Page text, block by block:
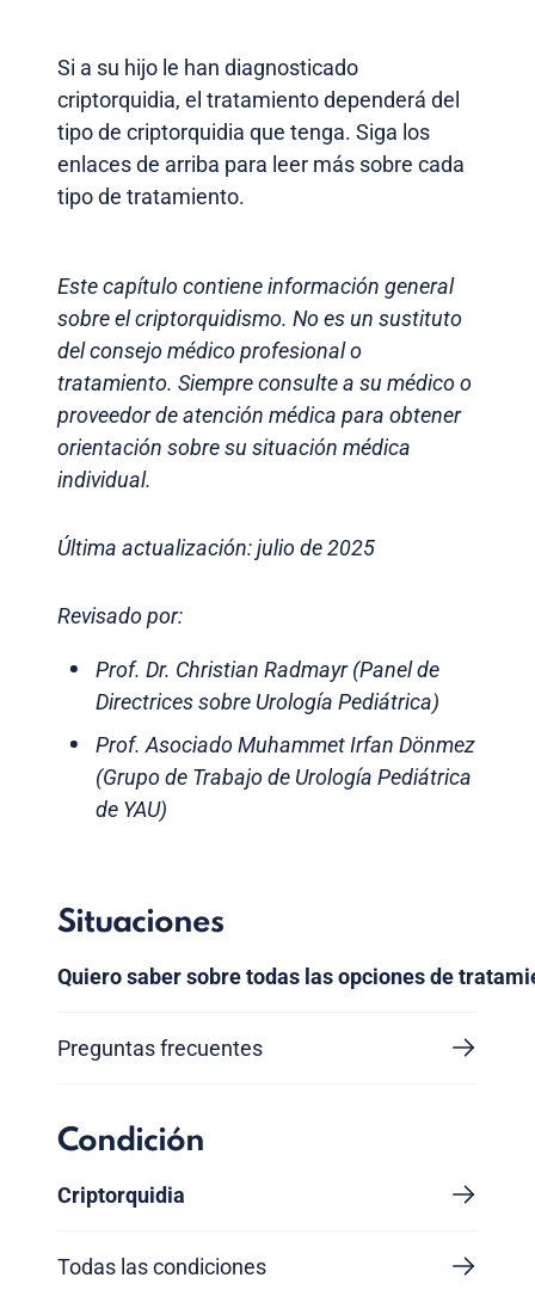
Si a su hijo le han diagnosticado
criptorquidia, el tratamiento dependerá del
tipo de criptorquidia que tenga. Siga los
enlaces de arriba para leer más sobre cada
tipo de tratamiento.
Este capítulo contiene información general
sobre el criptorquidismo. No es un sustituto
del consejo médico profesional o
tratamiento. Siempre consulte a su médico o
proveedor de atención médica para obtener
orientación sobre su situación médica
individual.
Última actualización: julio de 2025
Revisado por:
Prof. Dr. Christian Radmayr (Panel de
Directrices sobre Urología Pediátrica)
Prof. Asociado Muhammet Irfan Dönmez
(Grupo de Trabajo de Urología Pediátrica
de YAU)
Situaciones
Quiero saber sobre todas las opciones de
Preguntas frecuentes
Condición
Criptorquidia
Todas las condiciones